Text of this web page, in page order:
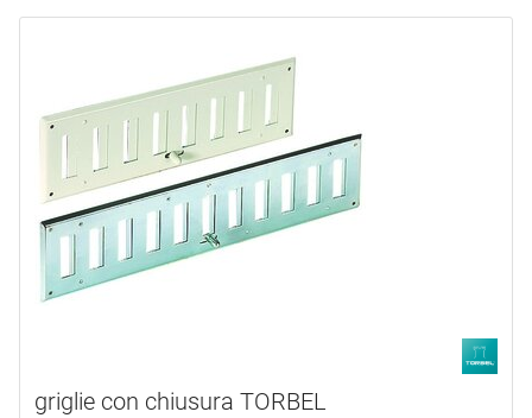
griglie con chiusura TORBEL